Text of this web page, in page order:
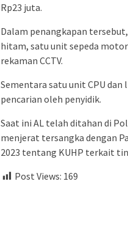
Rp23 juta.
Dalam penangkapan
hitam, satu unit sepeda
rekaman CCTV.
Sementara satu unit CPU dan
pencarian oleh penyidik.
Saat ini AL telah ditahan di
menjerat tersangka dengan
2023 tentang KUHP terkait
Post Views: 169